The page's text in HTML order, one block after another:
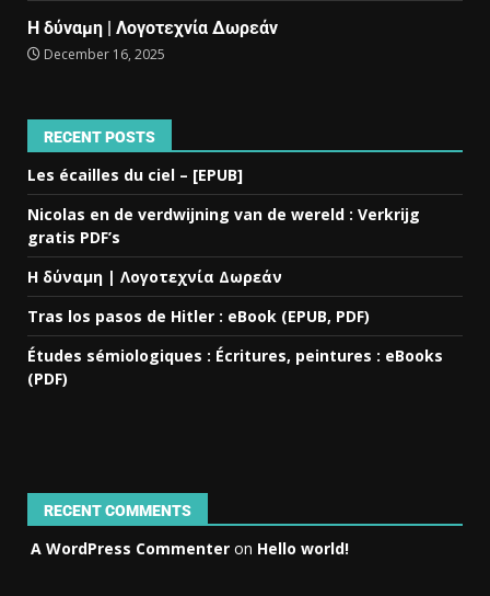
Η δύναμη | Λογοτεχνία Δωρεάν
December 16, 2025
RECENT POSTS
Les écailles du ciel – [EPUB]
Nicolas en de verdwijning van de wereld : Verkrijg
gratis PDF’s
Η δύναμη | Λογοτεχνία Δωρεάν
Tras los pasos de Hitler : eBook (EPUB, PDF)
Études sémiologiques : Écritures, peintures : eBooks
(PDF)
RECENT COMMENTS
A WordPress Commenter on Hello world!